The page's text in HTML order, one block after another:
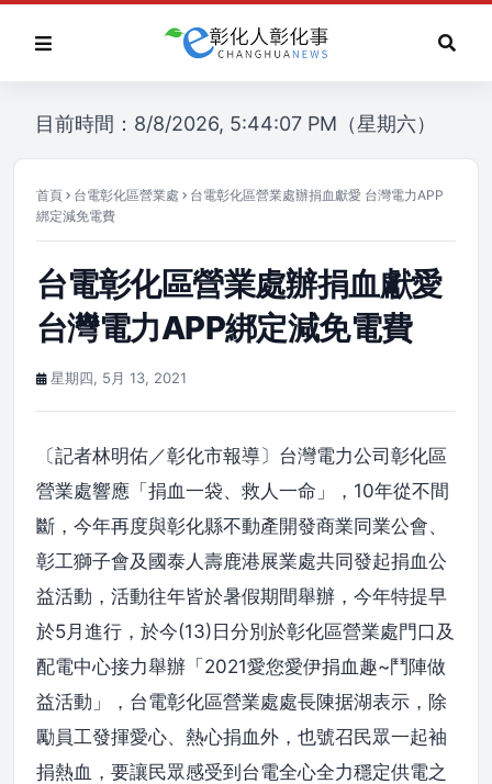
目前時間：8/8/2026, 5:44:07 PM（星期六）
首頁 台電彰化區營業處
台電彰化區營業處辦捐血獻愛 台灣電力APP
綁定減免電費
台電彰化區營業處辦捐血獻愛
台灣電力APP綁定減免電費
星期四, 5月 13, 2021
〔記者林明佑／彰化市報導〕台灣電力公司彰化區
營業處響應「捐血一袋、救人一命」，10年從不間
斷，今年再度與彰化縣不動產開發商業同業公會、
彰工獅子會及國泰人壽鹿港展業處共同發起捐血公
益活動，活動往年皆於暑假期間舉辦，今年特提早
於5月進行，於今(13)日分別於彰化區營業處門口及
配電中心接力舉辦「2021愛您愛伊捐血趣~鬥陣做
益活動」，台電彰化區營業處處長陳据湖表示，除
勵員工發揮愛心、熱心捐血外，也號召民眾一起袖
捐熱血，要讓民眾感受到台電全心全力穩定供電之